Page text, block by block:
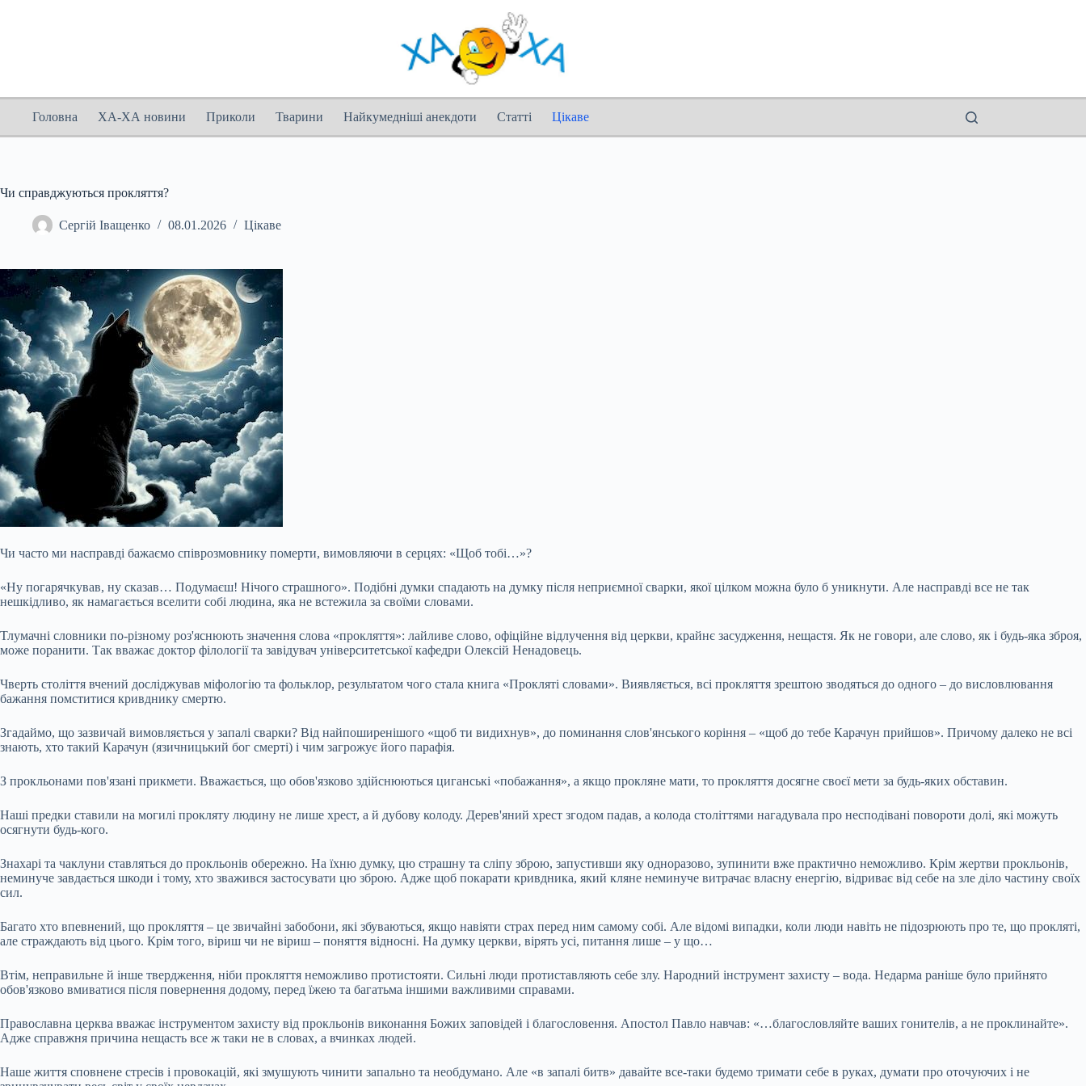
Головна ХА-ХА новини Приколи Тварини Найкумедніші анекдоти Статті Цікаве
Чи справджуються прокляття?
Сергій Іващенко 08.01.2026 Цікаве
Чи часто ми насправді бажаємо співрозмовнику померти, вимовляючи в серцях: «Щоб тобі…»?
«Ну погарячкував, ну сказав… Подумаєш! Нічого страшного». Подібні думки спадають на думку після неприємної сварки, якої цілком можна було б уникнути. Але насправді все не так
нешкідливо, як намагається вселити собі людина, яка не встежила за своїми словами.
Тлумачні словники по-різному роз'яснюють значення слова «прокляття»: лайливе слово, офіційне відлучення від церкви, крайнє засудження, нещастя. Як не говори, але слово, як і будь-яка зброя,
може поранити. Так вважає доктор філології та завідувач університетської кафедри Олексій Ненадовець.
Чверть століття вчений досліджував міфологію та фольклор, результатом чого стала книга «Прокляті словами». Виявляється, всі прокляття зрештою зводяться до одного – до висловлювання
бажання помститися кривднику смертю.
Згадаймо, що зазвичай вимовляється у запалі сварки? Від найпоширенішого «щоб ти видихнув», до поминання слов'янського коріння – «щоб до тебе Карачун прийшов». Причому далеко не всі
знають, хто такий Карачун (язичницький бог смерті) і чим загрожує його парафія.
З прокльонами пов'язані прикмети. Вважається, що обов'язково здійснюються циганські «побажання», а якщо прокляне мати, то прокляття досягне своєї мети за будь-яких обставин.
Наші предки ставили на могилі прокляту людину не лише хрест, а й дубову колоду. Дерев'яний хрест згодом падав, а колода століттями нагадувала про несподівані повороти долі, які можуть
осягнути будь-кого.
Знахарі та чаклуни ставляться до прокльонів обережно. На їхню думку, цю страшну та сліпу зброю, запустивши яку одноразово, зупинити вже практично неможливо. Крім жертви прокльонів,
неминуче завдається шкоди і тому, хто зважився застосувати цю зброю. Адже щоб покарати кривдника, який кляне неминуче витрачає власну енергію, відриває від себе на зле діло частину своїх
сил.
Багато хто впевнений, що прокляття – це звичайні забобони, які збуваються, якщо навіяти страх перед ним самому собі. Але відомі випадки, коли люди навіть не підозрюють про те, що прокляті,
але страждають від цього. Крім того, віриш чи не віриш – поняття відносні. На думку церкви, вірять усі, питання лише – у що…
Втім, неправильне й інше твердження, ніби прокляття неможливо протистояти. Сильні люди протиставляють себе злу. Народний інструмент захисту – вода. Недарма раніше було прийнято
обов'язково вмиватися після повернення додому, перед їжею та багатьма іншими важливими справами.
Православна церква вважає інструментом захисту від прокльонів виконання Божих заповідей і благословення. Апостол Павло навчав: «…благословляйте ваших гонителів, а не проклинайте».
Адже справжня причина нещасть все ж таки не в словах, а вчинках людей.
Наше життя сповнене стресів і провокацій, які змушують чинити запально та необдумано. Але «в запалі битв» давайте все-таки будемо тримати себе в руках, думати про оточуючих і не